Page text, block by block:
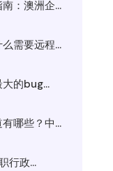
：澳洲企...
需要远程...
的bug...
哪些？中...
行政...